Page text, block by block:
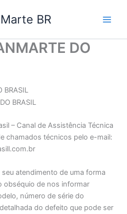
BR
DO
BRASIL
– Canal de Assistência Técnica
chamados técnicos pelo e-mail:
atendimento de uma forma
obséquio de nos informar
número de série do
do defeito que pode ser